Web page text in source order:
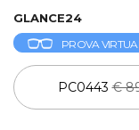
GLANCE24
PROVA
PC0443€